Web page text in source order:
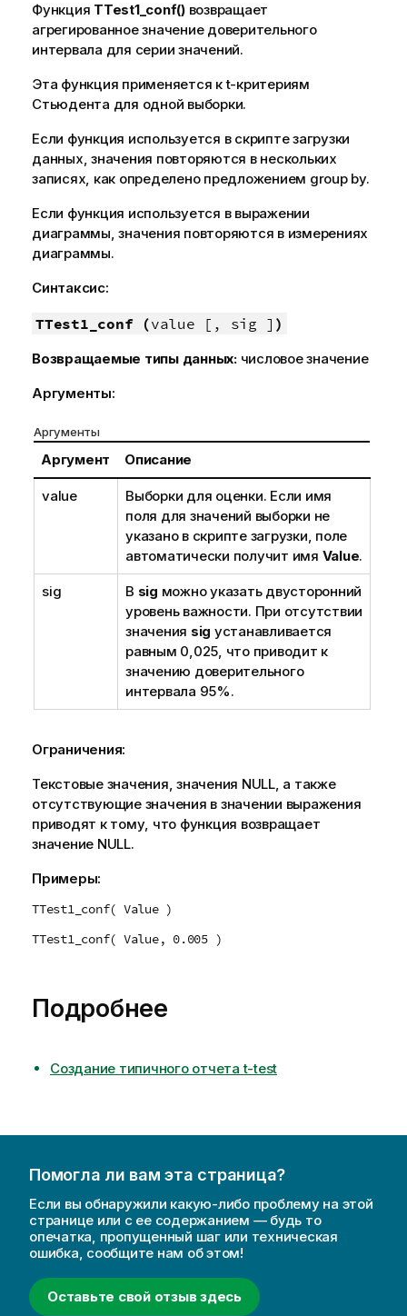
Функция TTest1_conf()возвращает
агрегированное значение доверительного
интервала для серии значений.
Эта функция применяется к t-критериям
Стьюдента для одной выборки.
Если функция используется в скрипте загрузки
данных, значения повторяются в нескольких
записях, как определено предложением group by.
Если функция используется в выражении
диаграммы, значения повторяются в измерениях
диаграммы.
Синтаксис:
TTest1_conf (value [, sig ] )
Возвращаемые типы данных: числовое значение
Аргументы:
Аргументы
Аргумент Описание
value
Выборки для оценки. Если имя
поля для значений выборки не
указано в скрипте загрузки, поле
автоматически получит имя Value.
sig В sig можно указать двусторонний
уровень важности. При отсутствии
значения sig устанавливается
равным 0,025, что приводит к
значению доверительного
интервала 95%.
Ограничения:
Текстовые значения, значения NULL, а также
отсутствующие значения в значении выражения
приводят к тому, что функция возвращает
значение NULL.
Примеры:
TTest1_conf( Value )
TTest1_conf( Value, 0.005 )
Подробнее
Создание типичного отчета t-test
Помогла ли вам эта страница?
Если вы обнаружили какую-либо проблему на этой
странице или с ее содержанием — будь то
опечатка, пропущенный шаг или техническая
ошибка, сообщите нам об этом!
Оставьте свой отзыв здесь